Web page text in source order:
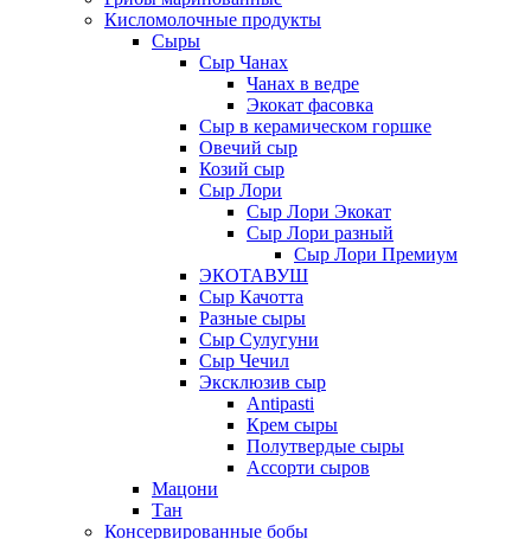
Кисломолочные продукты
Сыры
Сыр Чанах
Чанах в ведре
Экокат фасовка
Сыр в керамическом горшке
Овечий сыр
Козий сыр
Сыр Лори
Сыр Лори Экокат
Сыр Лори разный
Сыр Лори Премиум
ЭКОТАВУШ
Сыр Качотта
Разные сыры
Сыр Сулугуни
Сыр Чечил
Эксклюзив сыр
Antipasti
Крем сыры
Полутвердые сыры
Ассорти сыров
Мацони
Тан
Консервированные бобы